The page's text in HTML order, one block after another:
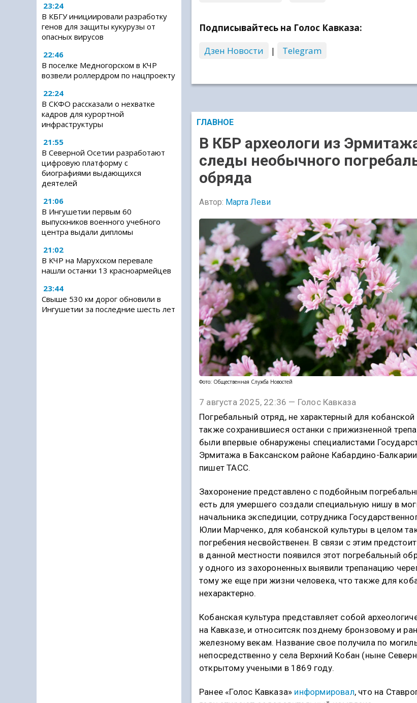
23:24
В КБГУ инициировали разработку
генов для защиты кукурузы от
опасных вирусов
22:46
В поселке Медногорском в КЧР
возвели роллердром по нацпроекту
22:24
В СКФО рассказали о нехватке
кадров для курортной
инфраструктуры
21:55
В Северной Осетии разработают
цифровую платформу с
биографиями выдающихся
деятелей
21:06
В Ингушетии первым 60
выпускников военного учебного
центра выдали дипломы
21:02
В КЧР на Марухском перевале
нашли останки 13 красноармейцев
23:44
Свыше 530 км дорог обновили в
Ингушетии за последние шесть лет
Подписывайтесь на Голос Кавказа:
Дзен Новости
| Telegram
ГЛАВНОЕ
В КБР археологи из
следы необычного
обряда
Автор: Марта Леви
Фото: Общественная Служба Новостей
7 августа 2025, 22:36 — Голос Кавказа
Погребальный отряд, не характерный для кобанской
также сохранившиеся останки с прижизненной
были впервые обнаружены специалистами
Эрмитажа в Баксанском районе Кабардино-
пишет ТАСС.
Захоронение представлено с подбойным
есть для умершего создали специальную нишу в
начальника экспедиции, сотрудника
Юлии Марченко, для кобанской культуры в целом
погребения несвойственен. В связи с этим
в данной местности появился этот погребальный
у одного из захороненных выявили трепанацию
тому же еще при жизни человека, что также для
нехарактерно.
Кобанская культура представляет собой
на Кавказе, и относитсяк позднему бронзовому и
железному векам. Название свое получила по
непосредственно у села Верхний Кобан (ныне
открытому учеными в 1869 году.
Ранее «Голос Кавказа» информировал, что на